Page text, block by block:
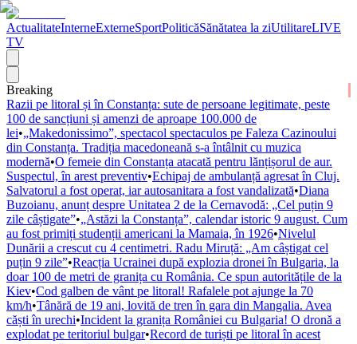
ActualitateInterneExterneSportPoliticăSănătatea la ziUtilitareLIVE
TV
Breaking
Razii pe litoral și în Constanța: sute de persoane legitimate, peste
100 de sancțiuni și amenzi de aproape 100.000 de
lei•„Makedonissimo”, spectacol spectaculos pe Faleza Cazinoului
din Constanța. Tradiția macedoneană s-a întâlnit cu muzica
modernă•O femeie din Constanța atacată pentru lănțișorul de aur.
Suspectul, în arest preventiv•Echipaj de ambulanță agresat în Cluj.
Salvatorul a fost operat, iar autosanitara a fost vandalizată•Diana
Buzoianu, anunț despre Unitatea 2 de la Cernavodă: „Cel puțin 9
zile câștigate”•„Astăzi la Constanța”, calendar istoric 9 august. Cum
au fost primiți studenții americani la Mamaia, în 1926•Nivelul
Dunării a crescut cu 4 centimetri. Radu Miruță: „Am câștigat cel
puțin 9 zile”•Reacția Ucrainei după explozia dronei în Bulgaria, la
doar 100 de metri de granița cu România. Ce spun autoritățile de la
Kiev•Cod galben de vânt pe litoral! Rafalele pot ajunge la 70
km/h•Tânără de 19 ani, lovită de tren în gara din Mangalia. Avea
căști în urechi•Incident la granița României cu Bulgaria! O dronă a
explodat pe teritoriul bulgar•Record de turiști pe litoral în acest